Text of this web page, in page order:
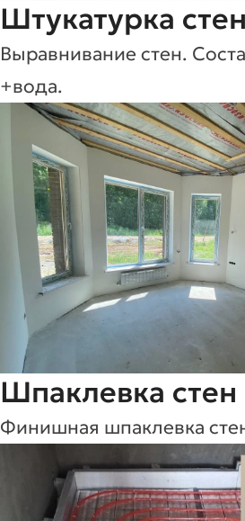
Штукатурка стен
Выравнивание стен.
+вода.
Шпаклевка стен
Финишная шпаклевка